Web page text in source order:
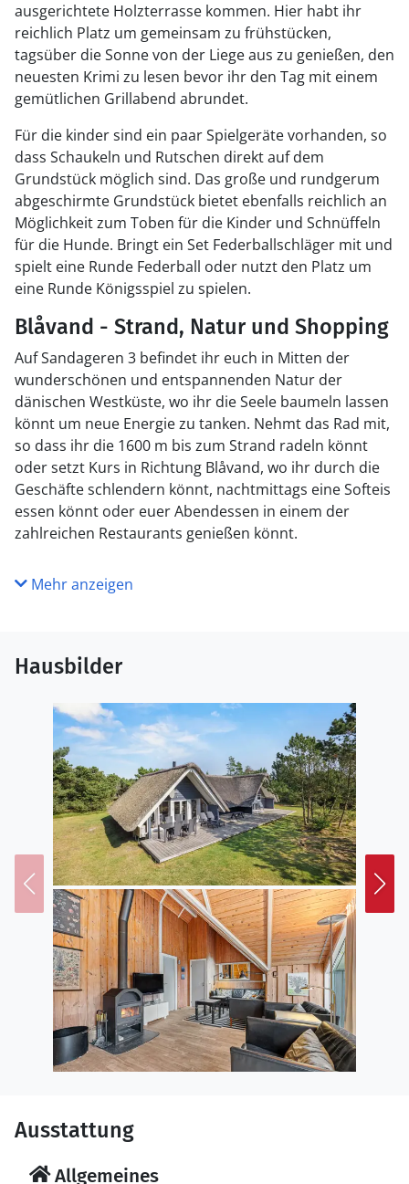
ausgerichtete Holzterrasse kommen. Hier habt ihr
reichlich Platz um gemeinsam zu frühstücken,
tagsüber die Sonne von der Liege aus zu genießen, den
neuesten Krimi zu lesen bevor ihr den Tag mit einem
gemütlichen Grillabend abrundet.
Für die kinder sind ein paar Spielgeräte vorhanden, so
dass Schaukeln und Rutschen direkt auf dem
Grundstück möglich sind. Das große und rundgerum
abgeschirmte Grundstück bietet ebenfalls reichlich an
Möglichkeit zum Toben für die Kinder und Schnüffeln
für die Hunde. Bringt ein Set Federballschläger mit und
spielt eine Runde Federball oder nutzt den Platz um
eine Runde Königsspiel zu spielen.
Blåvand - Strand, Natur und Shopping
Auf Sandageren 3 befindet ihr euch in Mitten der
wunderschönen und entspannenden Natur der
dänischen Westküste, wo ihr die Seele baumeln lassen
könnt um neue Energie zu tanken. Nehmt das Rad mit,
so dass ihr die 1600 m bis zum Strand radeln könnt
oder setzt Kurs in Richtung Blåvand, wo ihr durch die
Geschäfte schlendern könnt, nachtmittags eine Softeis
essen könnt oder euer Abendessen in einem der
zahlreichen Restaurants genießen könnt.
Mehr anzeigen
Hausbilder
Ausstattung
Allgemeines